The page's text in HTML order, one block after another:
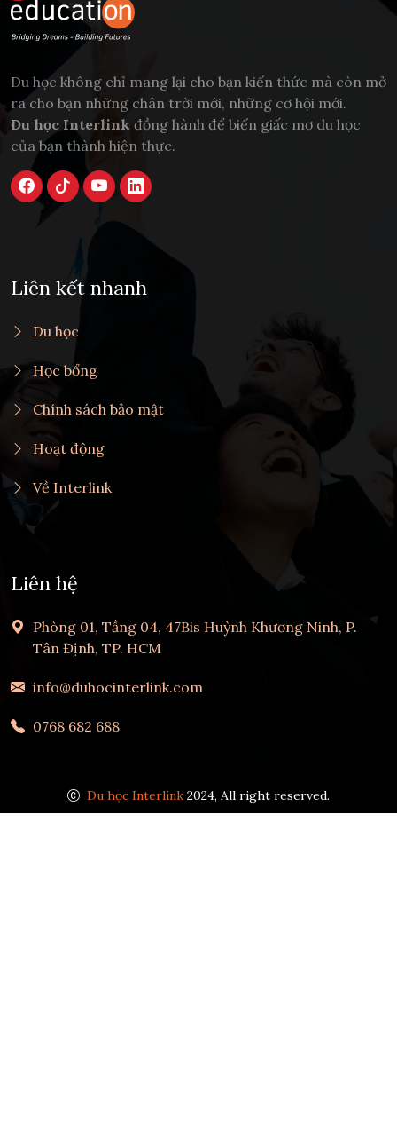
Du học không chỉ mang lại cho bạn kiến thức mà còn mở
ra cho bạn những chân trời mới, những cơ hội mới.
Du học Interlink đồng hành để biến giấc mơ du học
của bạn thành hiện thực.
Liên kết nhanh
Du học
Học bổng
Chính sách bảo mật
Hoạt động
Về Interlink
Liên hệ
Phòng 01, Tầng 04, 47Bis Huỳnh Khương Ninh, P.
Tân Định, TP. HCM
info@duhocinterlink.com
0768 682 688
Du học Interlink 2024, All right reserved.